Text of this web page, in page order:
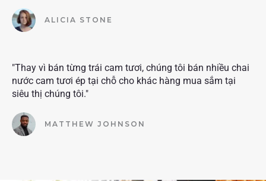
ALICIA STONE
"Thay vì bán từng trái cam tươi, chúng tôi bán nhiều chai
nước cam tươi ép tại chỗ cho khác hàng mua sắm tại
siêu thị chúng tôi."
MATTHEW JOHNSON